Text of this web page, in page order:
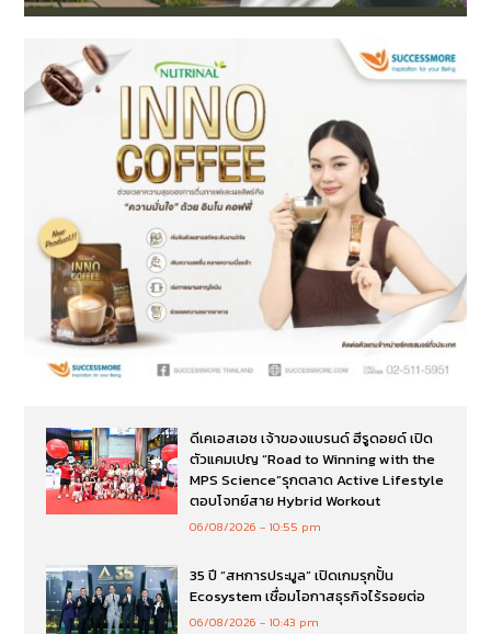
ดีเคเอสเอช เจ้าของแบรนด์ ฮีรูดอยด์ เปิด
ตัวแคมเปญ “Road to Winning with the
MPS Science”รุกตลาด Active Lifestyle
ตอบโจทย์สาย Hybrid Workout
06/08/2026 10:55 pm
35 ปี “สหการประมูล” เปิดเกมรุกปั้น
Ecosystem เชื่อมโอกาสธุรกิจไร้รอยต่อ
06/08/2026 10:43 pm